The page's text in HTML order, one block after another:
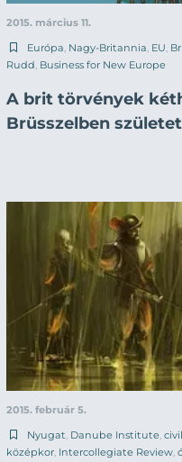
2015. március 11.
Európa Nagy-Britannia EU
Rudd Business for New Europe
A brit törvények
Brüsszelben
2015. február 5.
Nyugat, Danube Institute,
középkor, Intercollegiate Review,